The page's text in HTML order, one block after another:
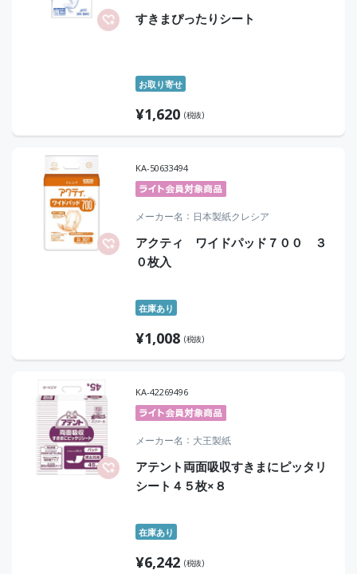
すきまぴったりシート
お取り寄せ
¥1,620 (税抜)
KA-50633494
メーカー名 日本製紙クレシア
アクティ ワイドパッド７００ ３
０枚入
在庫あり
¥1,008 (税抜)
KA-42269496
メーカー名 大王製紙
アテント両面吸収すきまにピッタリ
シート４５枚×８
在庫あり
¥6,242 (税抜)